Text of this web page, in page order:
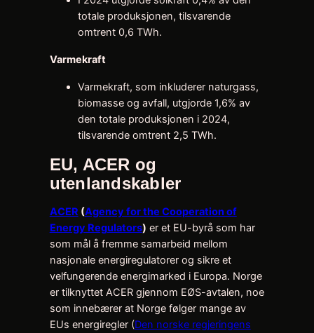
totale produksjonen, tilsvarende
omtrent 0,6 TWh.
Varmekraft
Varmekraft, som inkluderer naturgass,
biomasse og avfall, utgjorde 1,6% av
den totale produksjonen i 2024,
tilsvarende omtrent 2,5 TWh.
EU, ACER og
utenlandskabler
ACER (Agency for the Cooperation of
Energy Regulators) er et EU-byrå som har
som mål å fremme samarbeid mellom
nasjonale energiregulatorer og sikre et
velfungerende energimarked i Europa. Norge
er tilknyttet ACER gjennom EØS-avtalen, noe
som innebærer at Norge følger mange av
EUs energiregler (Den norske regjeringens